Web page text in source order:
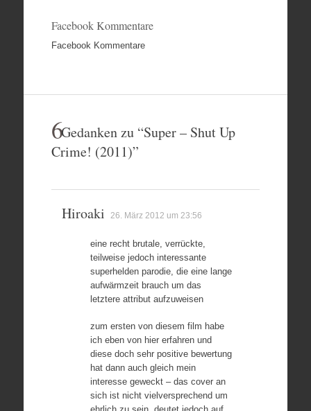
Facebook Kommentare
Facebook Kommentare
6Gedanken zu “Super – Shut Up
Crime! (2011)”
Hiroaki 26. März 2012 um 23:56
eine recht brutale, verrückte,
teilweise jedoch interessante
superhelden parodie, die eine lange
aufwärmzeit brauch um das
letztere attribut aufzuweisen
zum ersten von diesem film habe
ich eben von hier erfahren und
diese doch sehr positive bewertung
hat dann auch gleich mein
interesse geweckt – das cover an
sich ist nicht vielversprechend um